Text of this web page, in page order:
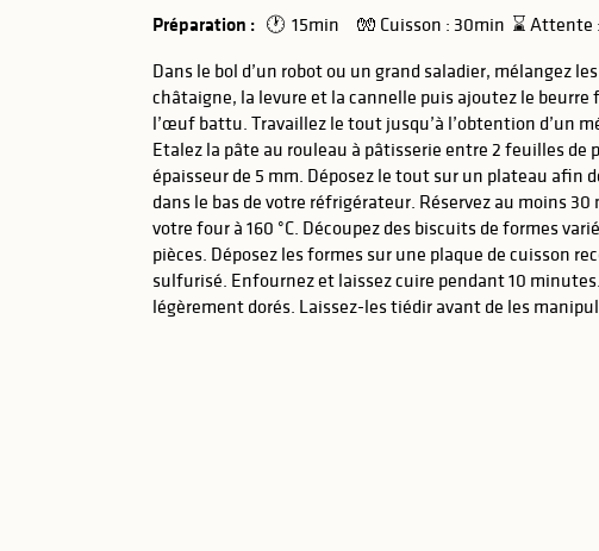
Préparation : 🕐 15min 🧤 Cuisson : 30min ⌛ Attente
Dans le bol d’un robot ou un grand saladier, mélangez
châtaigne, la levure et la cannelle puis ajoutez le
l’œuf battu. Travaillez le tout jusqu’à l’obtention d’un
Etalez la pâte au rouleau à pâtisserie entre 2 feuilles de
épaisseur de 5 mm. Déposez le tout sur un plateau afin
dans le bas de votre réfrigérateur. Réservez au moins
votre four à 160 °C. Découpez des biscuits de formes
pièces. Déposez les formes sur une plaque de cuisson
sulfurisé. Enfournez et laissez cuire pendant 10
légèrement dorés. Laissez-les tiédir avant de les